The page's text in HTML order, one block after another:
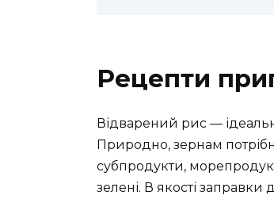
Рецепти
Відварений рис —
Природно, зернам
субпродукти,
зелені. В якості